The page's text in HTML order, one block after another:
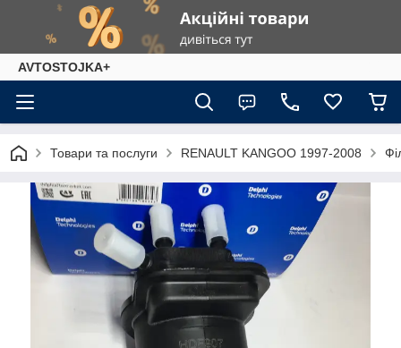
AVTOSTOJKA+
Товари та послуги RENAULT KANGOO 1997-2008